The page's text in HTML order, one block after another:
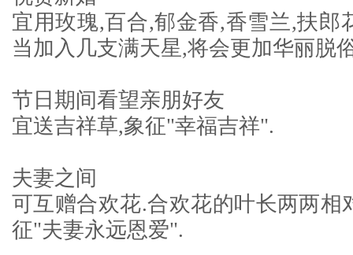
宜用玫瑰,百合,郁金香,香雪兰,扶郎
当加入几支满天星,将会更加华丽脱
节日期间看望亲朋好友
宜送吉祥草,象征"幸福吉祥".
夫妻之间
可互赠合欢花.合欢花的叶长两两相
征"夫妻永远恩爱".